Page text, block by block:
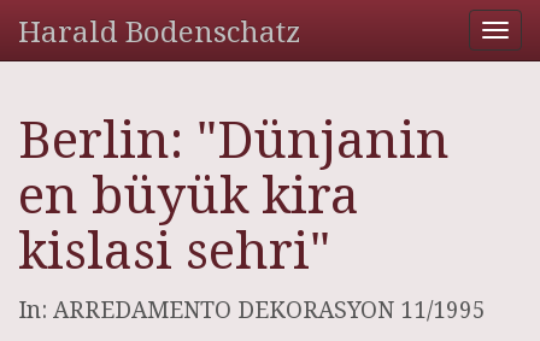
Harald Bodenschatz
Berlin: "Dünjanin
en büyük kira
kislasi sehri"
In: ARREDAMENTO DEKORASYON 11/1995